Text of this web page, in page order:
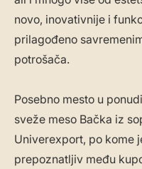
novo, inovativnije i
prilagođeno
potrošača.
Posebno mesto u
sveže meso Bačka iz
Univerexport, po kome
prepoznatljiv među